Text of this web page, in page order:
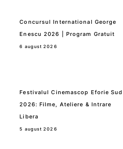
Concursul International George
Enescu 2026 | Program Gratuit
6 august 2026
Festivalul Cinemascop Eforie Sud
2026: Filme, Ateliere & Intrare
Libera
5 august 2026